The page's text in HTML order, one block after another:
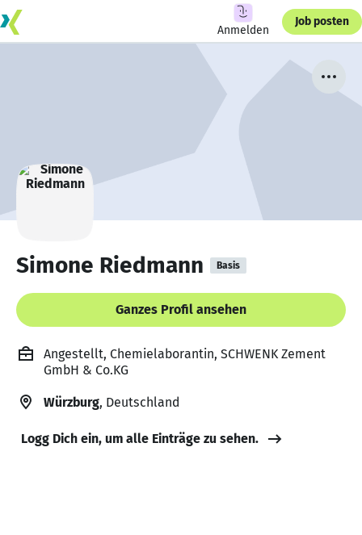
Anmelden
Job posten
Simone Riedmann Basis
Ganzes Profil ansehen
Angestellt, Chemielaborantin, SCHWENK Zement
GmbH & Co.KG
Würzburg, Deutschland
Logg Dich ein, um alle Einträge zu sehen.